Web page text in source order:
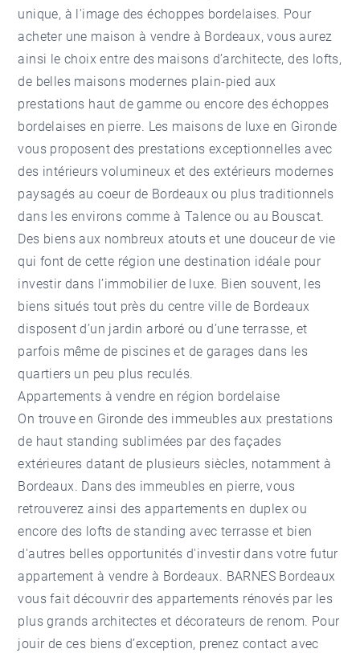
unique, à l'image des échoppes bordelaises. Pour
acheter une maison à vendre à Bordeaux, vous aurez
ainsi le choix entre des maisons d’architecte, des lofts,
de belles maisons modernes plain-pied aux
prestations haut de gamme ou encore des échoppes
bordelaises en pierre. Les maisons de luxe en Gironde
vous proposent des prestations exceptionnelles avec
des intérieurs volumineux et des extérieurs modernes
paysagés au coeur de Bordeaux ou plus traditionnels
dans les environs comme à Talence ou au Bouscat.
Des biens aux nombreux atouts et une douceur de vie
qui font de cette région une destination idéale pour
investir dans l’immobilier de luxe. Bien souvent, les
biens situés tout près du centre ville de Bordeaux
disposent d’un jardin arboré ou d’une terrasse, et
parfois même de piscines et de garages dans les
quartiers un peu plus reculés.
Appartements à vendre en région bordelaise
On trouve en Gironde des immeubles aux prestations
de haut standing sublimées par des façades
extérieures datant de plusieurs siècles, notamment à
Bordeaux. Dans des immeubles en pierre, vous
retrouverez ainsi des appartements en duplex ou
encore des lofts de standing avec terrasse et bien
d'autres belles opportunités d'investir dans votre futur
appartement à vendre à Bordeaux. BARNES Bordeaux
vous fait découvrir des appartements rénovés par les
plus grands architectes et décorateurs de renom. Pour
jouir de ces biens d’exception, prenez contact avec